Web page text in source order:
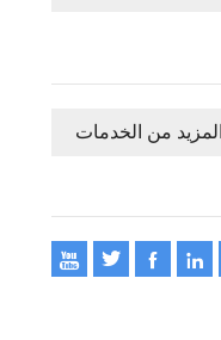
المزيد من الخدمات
   